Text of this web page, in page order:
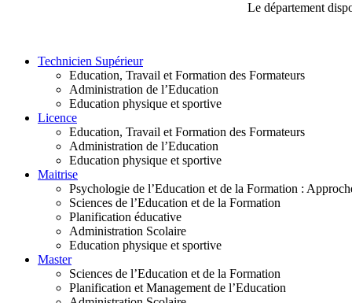
Le département
Technicien Supérieur
Education, Travail et Formation des Formateurs
Administration de l’Education
Education physique et sportive
Licence
Education, Travail et Formation des Formateurs
Administration de l’Education
Education physique et sportive
Maitrise
Psychologie de l’Education et de la Formation :
Sciences de l’Education et de la Formation
Planification éducative
Administration Scolaire
Education physique et sportive
Master
Sciences de l’Education et de la Formation
Planification et Management de l’Education